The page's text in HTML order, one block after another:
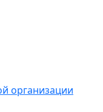
организации